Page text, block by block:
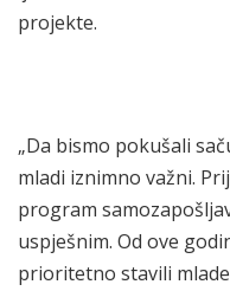
projekte.
„Da bismo pokušali
mladi iznimno važni.
program
uspješnim. Od ove
prioritetno stavili